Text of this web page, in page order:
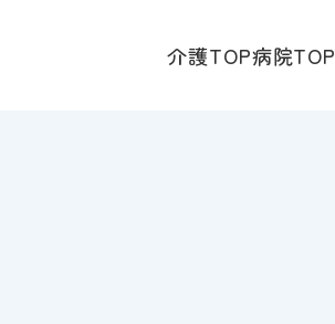
介護TOP病院TOP